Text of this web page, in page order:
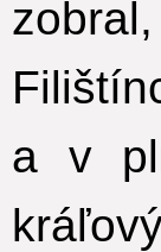
a v